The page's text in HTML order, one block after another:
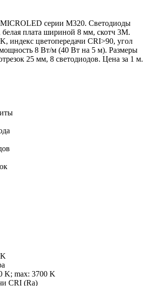
MICROLED серии M320. Светодиоды
плата шириной 8 мм, скотч 3M.
цветопередачи CRI>90, угол
8 Вт/м (40 Вт на 5 м). Размеры
25 мм, 8 светодиодов. Цена за 1 м.
K; max: 3700 K
CRI (Ra)